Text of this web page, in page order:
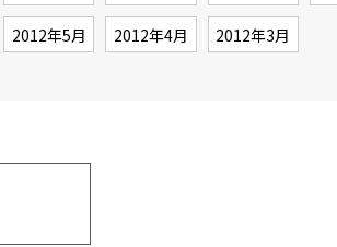
2012年5月 2012年4月 2012年3月